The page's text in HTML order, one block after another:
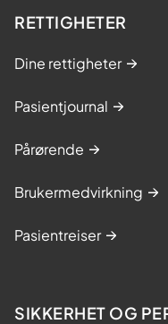
RETTIGHETER
Dine rettigheter
Pasientjournal
Pårørende
Brukermedvirkning
Pasientreiser
SIKKERHET OG